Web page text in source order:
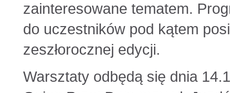
zainteresowane tematem.
do uczestników pod kątem
zeszłorocznej edycji.
Warsztaty odbędą się dnia